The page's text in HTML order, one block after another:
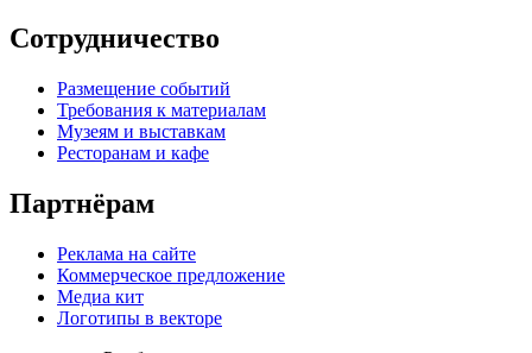
Сотрудничество
Размещение событий
Требования к материалам
Музеям и выставкам
Ресторанам и кафе
Партнёрам
Реклама на сайте
Коммерческое предложение
Медиа кит
Логотипы в векторе